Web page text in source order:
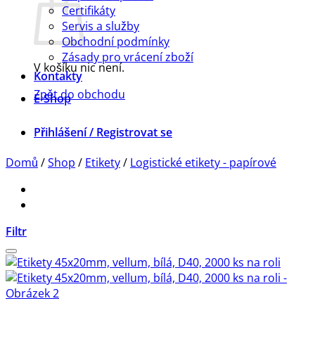
V košíku nic není.
Zpět do obchodu
Certifikáty
Servis a služby
Obchodní podmínky
Zásady pro vrácení zboží
Kontakty
E-Shop
Přihlášení / Registrovat se
Domů /Shop / Etikety/ Logistické etikety - papírové
Filtr